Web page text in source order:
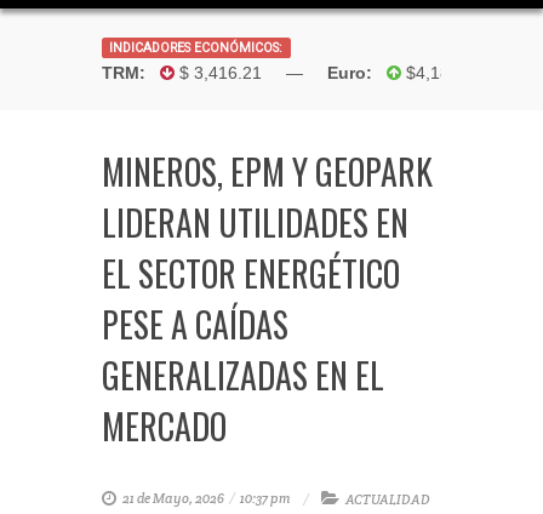
INDICADORES ECONÓMICOS:
$ 3,416.21 — Euro: $4,181.96 —
MINEROS, EPM Y GEOPARK
LIDERAN UTILIDADES EN
EL SECTOR ENERGÉTICO
PESE A CAÍDAS
GENERALIZADAS EN EL
MERCADO
21 de Mayo, 2026 / 10:37 pm ACTUALIDAD